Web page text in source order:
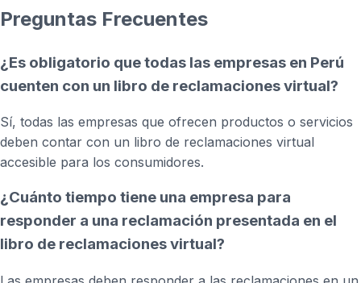
Preguntas Frecuentes
¿Es obligatorio que todas las empresas en Perú
cuenten con un libro de reclamaciones virtual?
Sí, todas las empresas que ofrecen productos o servicios
deben contar con un libro de reclamaciones virtual
accesible para los consumidores.
¿Cuánto tiempo tiene una empresa para
responder a una reclamación presentada en el
libro de reclamaciones virtual?